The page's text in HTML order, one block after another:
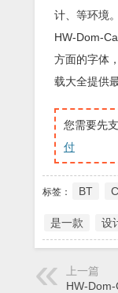
计、等环境。
HW-Dom-
方面的字体
载大全提供
您需要先
付
标签： BT
是一款 设
上一篇
HW-